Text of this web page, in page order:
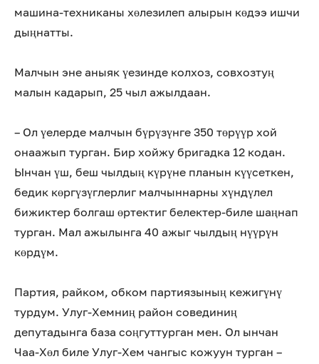
машина-техниканы хөлезилеп алырын көдээ ишчи
дыңнатты.
Малчын эне аныяк үезинде колхоз, совхозтуң
малын кадарып, 25 чыл ажылдаан.
– Ол үелерде малчын бүрүзүнге 350 төрүүр хой
онаажып турган. Бир хойжу бригадка 12 кодан.
Ынчан үш, беш чылдың күрүне планын күүсеткен,
бедик көргүзүглерлиг малчыннарны хүндүлел
бижиктер болгаш өртектиг белектер-биле шаңнап
турган. Мал ажылынга 40 ажыг чылдың нүүрүн
көрдүм.
Партия, райком, обком партиязының кежигүнү
турдум. Улуг-Хемниң район совединиң
депутадынга база соңгуттурган мен. Ол ынчан
Чаа-Хөл биле Улуг-Хем чангыс кожуун турган –